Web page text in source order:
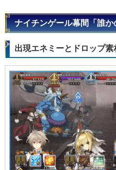
ナイチンゲール幕間「誰
出現エネミーとドロップ素